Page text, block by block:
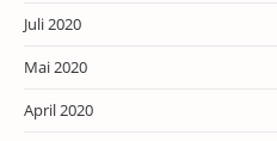
Juli 2020
Mai 2020
April 2020